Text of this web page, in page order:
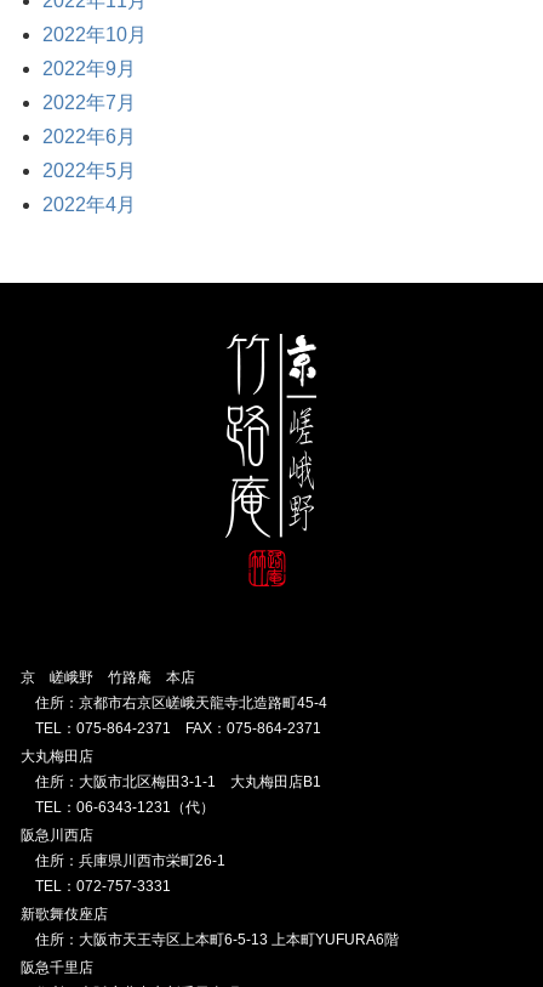
2022年10月
2022年9月
2022年7月
2022年6月
2022年5月
2022年4月
京 嵯峨野 竹路庵 本店
住所：京都市右京区嵯峨天龍寺北造路町45-4
TEL：075-864-2371 FAX：075-864-2371
大丸梅田店
住所：大阪市北区梅田3-1-1 大丸梅田店B1
TEL：06-6343-1231（代）
阪急川西店
住所：兵庫県川西市栄町26-1
TEL：072-757-3331
新歌舞伎座店
住所：大阪市天王寺区上本町6-5-13 上本町YUFURA6階
阪急千里店